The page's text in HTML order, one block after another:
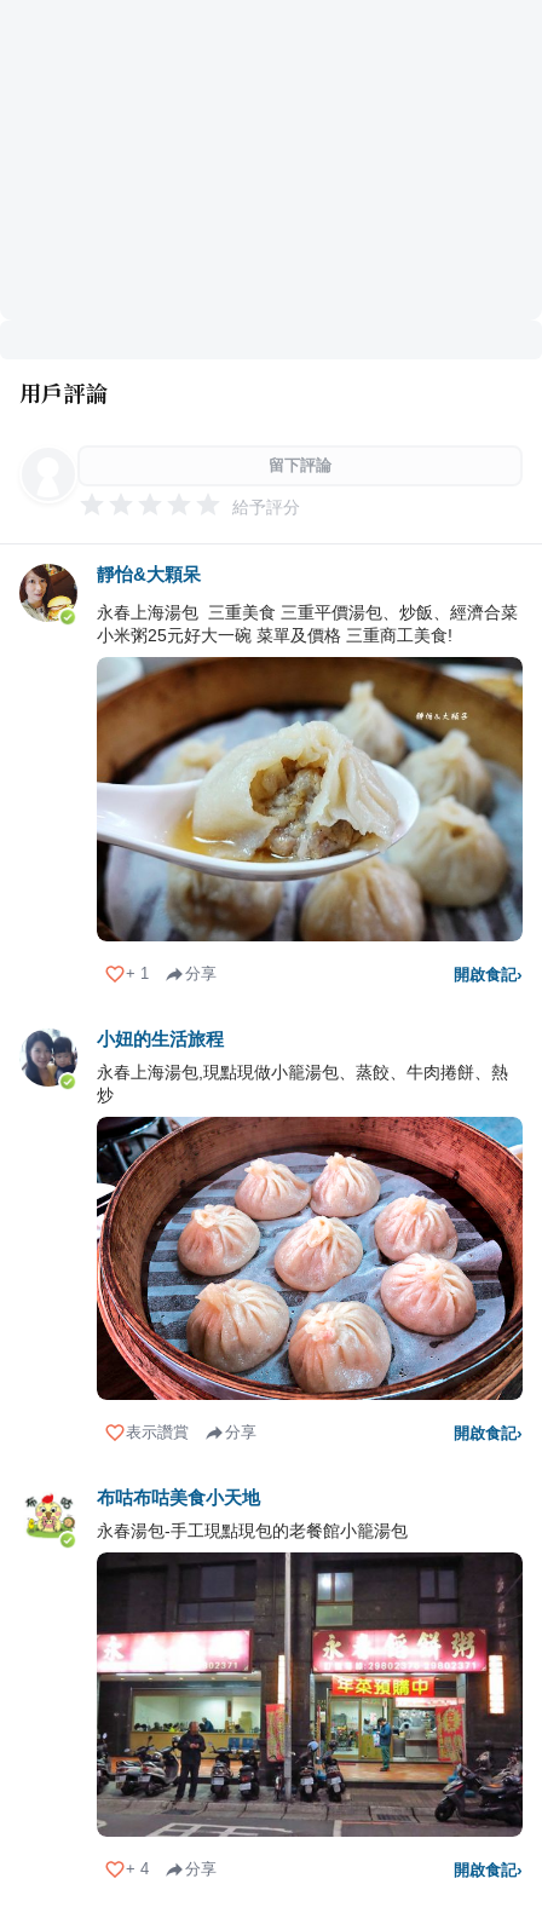
用戶評論
留下評論
給予評分
靜怡&大顆呆
永春上海湯包 三重美食 三重平價湯包、炒飯、經濟合菜
小米粥25元好大一碗 菜單及價格 三重商工美食!
+ 1 分享 開啟食記›
小妞的生活旅程
永春上海湯包,現點現做小籠湯包、蒸餃、牛肉捲餅、熱
炒
表示讚賞 分享 開啟食記›
布咕布咕美食小天地
永春湯包-手工現點現包的老餐館小籠湯包
+ 4 分享 開啟食記›